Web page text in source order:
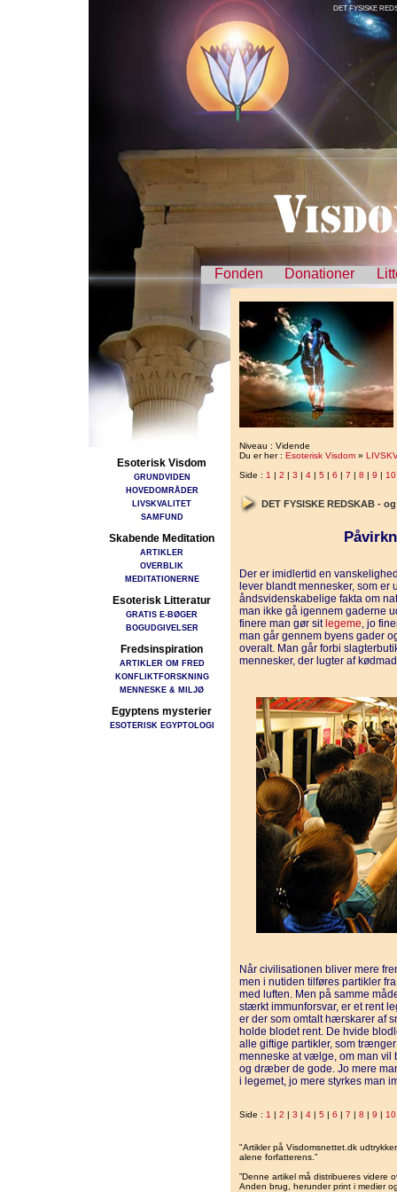
DET FYSISKE
Fonden Donationer
Esoterisk Visdom
GRUNDVIDEN
HOVEDOMRÅDER
LIVSKVALITET
SAMFUND
Skabende Meditation
ARTIKLER
OVERBLIK
MEDITATIONERNE
Esoterisk Litteratur
GRATIS E-BØGER
BOGUDGIVELSER
Fredsinspiration
ARTIKLER OM FRED
KONFLIKTFORSKNING
MENNESKE & MILJØ
Egyptens mysterier
ESOTERISK EGYPTOLOGI
Niveau : Vidende
Du er her : Esoterisk Visdom »
Side : 1 | 2 | 3 | 4 | 5 | 6 | 7 | 8 | 9 | 10
DET FYSISKE REDSKAB -
Der er imidlertid en
lever blandt mennesker, som
åndsvidenskabelige fakta om
man ikke gå igennem gaderne
finere man gør sit legeme, jo
man går gennem byens gader
overalt. Man går forbi
mennesker, der lugter af
Når civilisationen bliver mere
men i nutiden tilføres partikler
med luften. Men på samme
stærkt immunforsvar, er et rent
er der som omtalt hærskarer af
holde blodet rent. De hvide
alle giftige partikler, som
menneske at vælge, om man vil
og dræber de gode. Jo mere
i legemet, jo mere styrkes man
Side : 1 | 2 | 3 | 4 | 5 | 6 | 7 | 8 | 9 | 10
"Artikler på Visdomsnettet.dk
alene forfatterens.”
”Denne artikel må distribueres videre
Anden brug, herunder print i medier